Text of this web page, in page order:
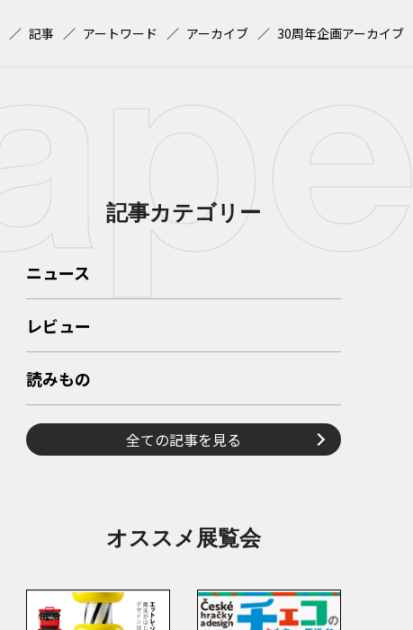
記事 アートワード アーカイブ 30周年企画アーカイブ
記事カテゴリー
ニュース
レビュー
読みもの
全ての記事を見る
オススメ展覧会